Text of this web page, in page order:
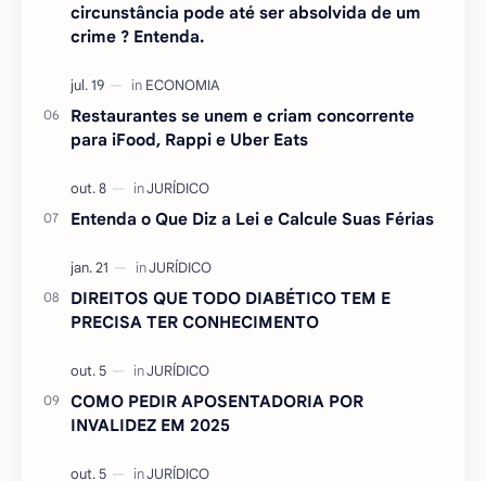
circunstância pode até ser absolvida de um
crime ? Entenda.
Restaurantes se unem e criam concorrente
para iFood, Rappi e Uber Eats
Entenda o Que Diz a Lei e Calcule Suas Férias
DIREITOS QUE TODO DIABÉTICO TEM E
PRECISA TER CONHECIMENTO
COMO PEDIR APOSENTADORIA POR
INVALIDEZ EM 2025